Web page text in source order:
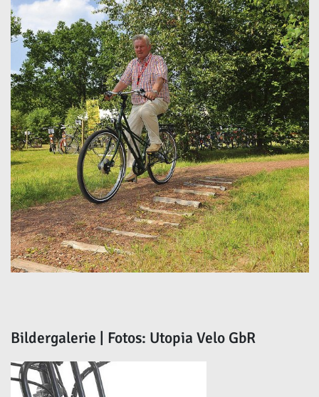
Bildergalerie | Fotos: Utopia Velo GbR